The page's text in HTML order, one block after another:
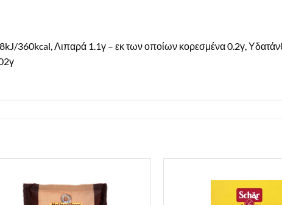
360kcal, Λιπαρά 1.1γ – εκ των οποίων κορεσμένα 0.2γ,